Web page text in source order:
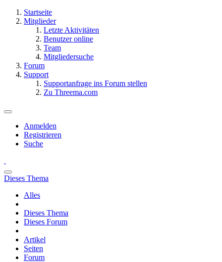
Startseite
Mitglieder
Letzte Aktivitäten
Benutzer online
Team
Mitgliedersuche
Forum
Support
Supportanfrage ins Forum stellen
Zu Threema.com
Anmelden
Registrieren
Suche
Dieses Thema
Alles
Dieses Thema
Dieses Forum
Artikel
Seiten
Forum